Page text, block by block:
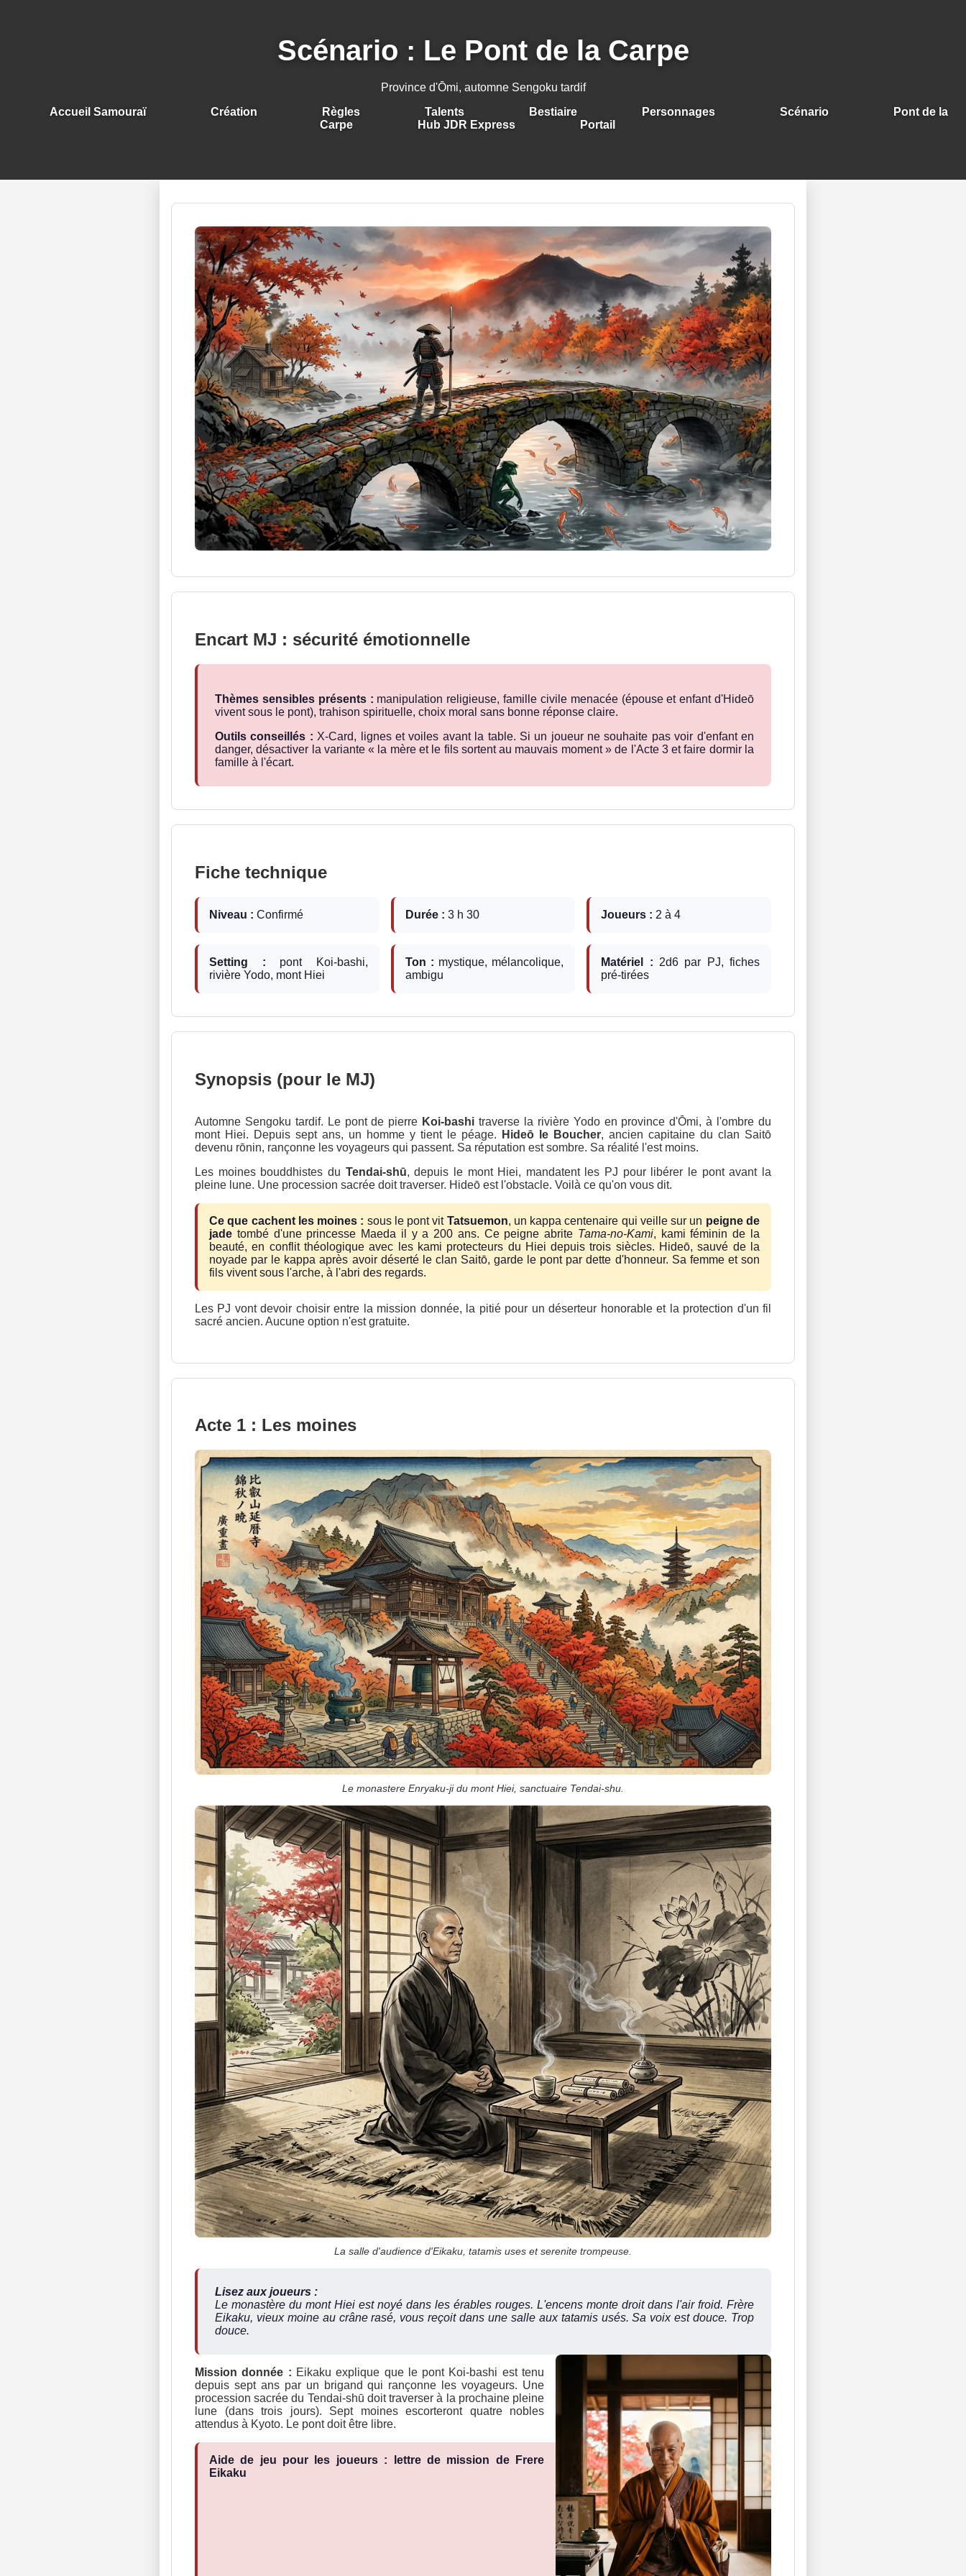
Scénario : Le Pont de la Carpe
Province d'Ōmi, automne Sengoku tardif
Accueil Samouraï
Création Règles Talents Bestiaire Personnages Scénario
Pont de la
Carpe
Hub JDR Express Portail
Encart MJ : sécurité émotionnelle
Thèmes sensibles présents : manipulation religieuse, famille civile menacée (épouse et enfant d'Hideō
vivent sous le pont), trahison spirituelle, choix moral sans bonne réponse claire.
Outils conseillés : X-Card, lignes et voiles avant la table. Si un joueur ne souhaite pas voir d'enfant en
danger, désactiver la variante « la mère et le fils sortent au mauvais moment » de l'Acte 3 et faire dormir la
famille à l'écart.
Fiche technique
Niveau : Confirmé Durée : 3 h 30 Joueurs : 2 à 4
Setting : pont Koi-bashi,
rivière Yodo, mont Hiei
Ton : mystique, mélancolique,
ambigu
Matériel : 2d6 par PJ, fiches
pré-tirées
Synopsis (pour le MJ)
Automne Sengoku tardif. Le pont de pierre Koi-bashi traverse la rivière Yodo en province d'Ōmi, à l'ombre du
mont Hiei. Depuis sept ans, un homme y tient le péage.
Hideō le Boucher, ancien capitaine du clan Saitō
devenu rōnin, rançonne les voyageurs qui passent. Sa réputation est sombre. Sa réalité l'est moins.
Les moines bouddhistes du Tendai-shū, depuis le mont Hiei, mandatent les PJ pour libérer le pont avant la
pleine lune. Une procession sacrée doit traverser. Hideō est l'obstacle. Voilà ce qu'on vous dit.
Ce que cachent les moines : sous le pont vit Tatsuemon, un kappa centenaire qui veille sur un peigne de
jade tombé d'une princesse Maeda il y a 200 ans. Ce peigne abrite Tama-no-Kami, kami féminin de la
beauté, en conflit théologique avec les kami protecteurs du Hiei depuis trois siècles. Hideō, sauvé de la
noyade par le kappa après avoir déserté le clan Saitō, garde le pont par dette d'honneur. Sa femme et son
fils vivent sous l'arche, à l'abri des regards.
Les PJ vont devoir choisir entre la mission donnée, la pitié pour un déserteur honorable et la protection d'un fil
sacré ancien. Aucune option n'est gratuite.
Acte 1 : Les moines
Le monastere Enryaku-ji du mont Hiei, sanctuaire Tendai-shu.
La salle d'audience d'Eikaku, tatamis uses et serenite trompeuse.
Lisez aux joueurs :
Le monastère du mont Hiei est noyé dans les érables rouges. L'encens monte droit dans l'air froid. Frère
Eikaku, vieux moine au crâne rasé, vous reçoit dans une salle aux tatamis usés. Sa voix est douce. Trop
douce.
Mission donnée : Eikaku explique que le pont Koi-bashi est tenu
depuis sept ans par un brigand qui rançonne les voyageurs. Une
procession sacrée du Tendai-shū doit traverser à la prochaine pleine
lune (dans trois jours). Sept moines escorteront quatre nobles
attendus à Kyoto. Le pont doit être libre.
Aide de jeu pour les joueurs : lettre de mission de Frere
Eikaku